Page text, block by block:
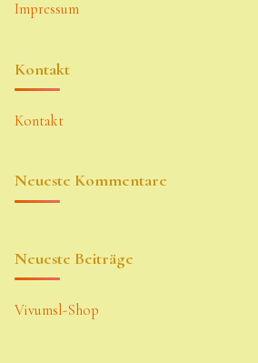
Impressum
Kontakt
Kontakt
Neueste Kommentare
Neueste Beiträge
Vivumsl-Shop